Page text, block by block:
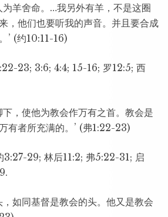
为羊舍命。…我另外有羊，不是这圈
，他们也要听我的声音。并且要合成
’ (约10:11-16)
23; 3:6; 4:4; 15-16; 罗12:5; 西
，使他为教会作万有之首。教会是
有者所充满的。’ (弗1:22-23)
3:27-29; 林后11:2; 弗5:22-31; 启
如同基督是教会的头。他又是教会